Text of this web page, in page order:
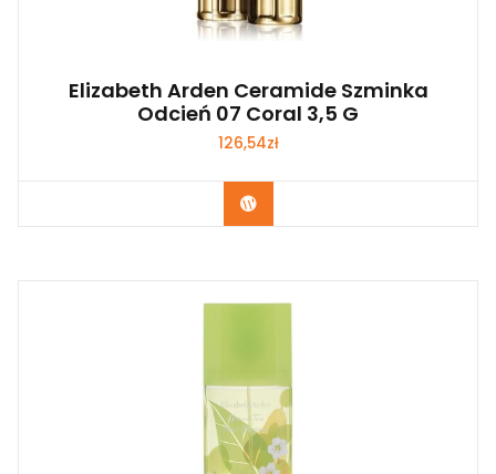
Elizabeth Arden Ceramide Szminka
Odcień 07 Coral 3,5 G
126,54zł
Zobacz